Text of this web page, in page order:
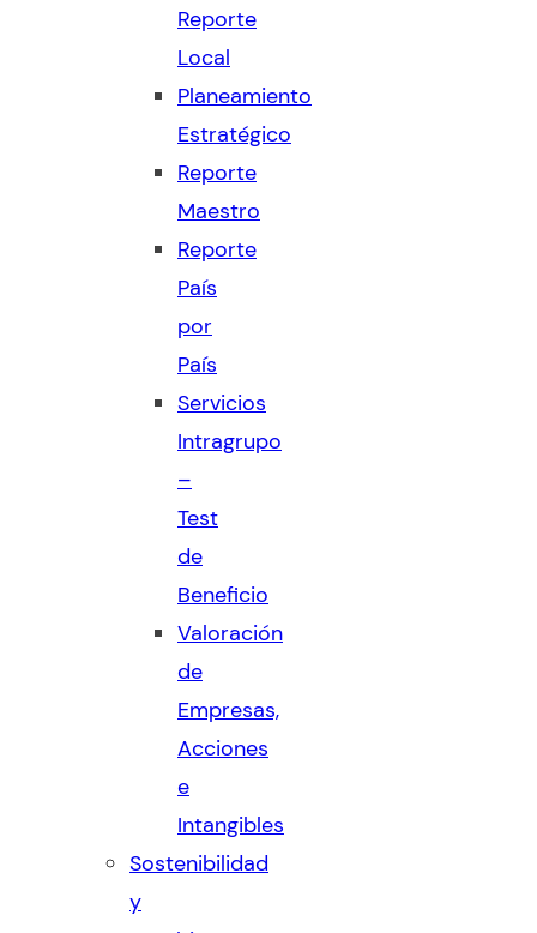
Reporte
Local
Planeamiento
Estratégico
Reporte
Maestro
Reporte
País
por
País
Servicios
Intragrupo
–
Test
de
Beneficio
Valoración
de
Empresas,
Acciones
e
Intangibles
Sostenibilidad
y